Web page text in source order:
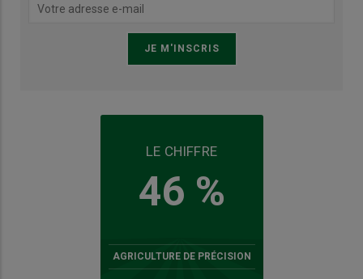
LE CHIFFRE
46 %
AGRICULTURE DE PRÉCISION